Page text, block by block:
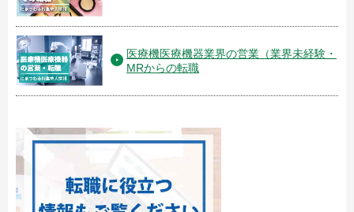
医療機医療機器業界の営業（業界未経験・
MRからの転職